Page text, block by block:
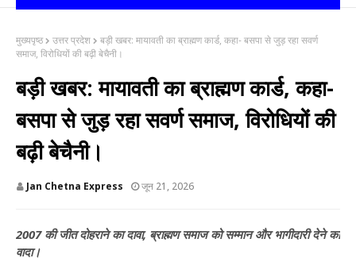
मुख्यपृष्ठ उत्तर प्रदेश
बड़ी खबर: मायावती का ब्राह्मण कार्ड, कहा- बसपा से जुड़ रहा सवर्ण
समाज, विरोधियों की बढ़ी बेचैनी।
बड़ी खबर: मायावती का ब्राह्मण कार्ड, कहा-
बसपा से जुड़ रहा सवर्ण समाज, विरोधियों की
बढ़ी बेचैनी।
Jan Chetna Express जून 21, 2026
2007 की जीत दोहराने का दावा, ब्राह्मण समाज को सम्मान और भागीदारी देने का
वादा।